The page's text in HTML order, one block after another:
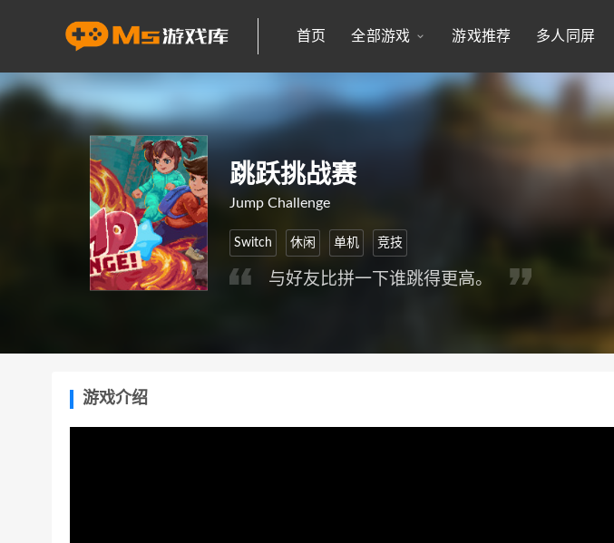
首页 全部游戏 游戏推荐 多人同屏
跳跃挑战赛
Jump Challenge
Switch 休闲 单机 竞技
与好友比拼一下谁跳得更高。
游戏介绍